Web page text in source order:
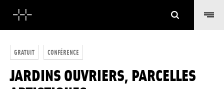
GRATUIT CONFÉRENCE
JARDINS OUVRIERS, PARCELLES